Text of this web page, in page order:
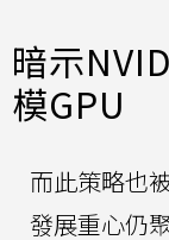
暗示
模GPU
而此策略也
發展重心仍